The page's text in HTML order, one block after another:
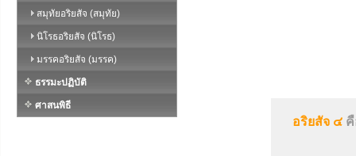
สมุทัยอริยสัจ (สมุทัย)
นิโรธอริยสัจ (นิโรธ)
มรรคอริยสัจ (มรรค)
ธรรมะปฏิบัติ
ศาสนพิธี
อริยสัจ ๔